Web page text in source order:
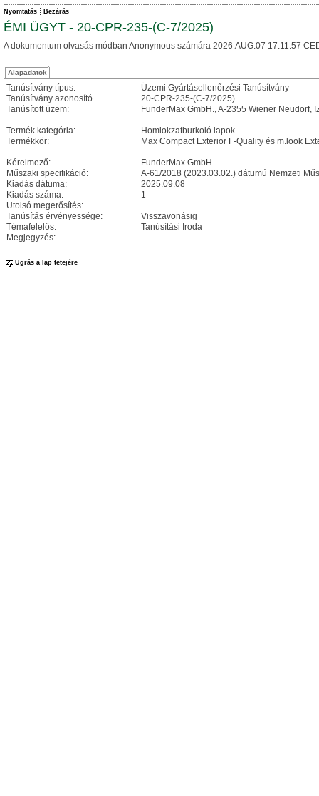
Nyomtatás Bezárás
ÉMI ÜGYT - 20-CPR-235-(C-7/2025)
A dokumentum olvasás módban Anonymous számára 2026.AUG.07 17:11:57
Alapadatok
Tanúsítvány típus:
Üzemi Gyártásellenőrzési Tanúsítvány
Tanúsítvány azonosító
20-CPR-235-(C-7/2025)
Tanúsított üzem:
FunderMax GmbH., A-2355 Wiener Neudorf,
Termék kategória:
Homlokzatburkoló lapok
Termékkör:
Max Compact Exterior F-Quality és m.look
Kérelmező:
FunderMax GmbH.
Műszaki specifikáció:
A-61/2018 (2023.03.02.) dátumú Nemzeti
Kiadás dátuma:
2025.09.08
Kiadás száma:
1
Utolsó megerősítés:
Tanúsítás érvényessége:
Visszavonásig
Témafelelős:
Tanúsítási Iroda
Megjegyzés:
Ugrás a lap tetejére